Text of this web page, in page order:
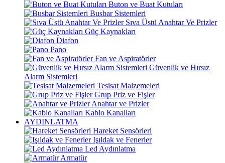
Buton ve Buat Kutuları
Busbar Sistemleri
Sıva Üstü Anahtar Ve Prizler
Güç Kaynakları
Diafon
Pano
Fan ve Aspiratörler
Güvenlik ve Hırsız
Alarm Sistemleri
Tesisat Malzemeleri
Grup Priz ve Fişler
Anahtar ve Prizler
Kablo Kanalları
AYDINLATMA
Hareket Sensörleri
Işıldak ve Fenerler
Led Aydınlatma
Armatür